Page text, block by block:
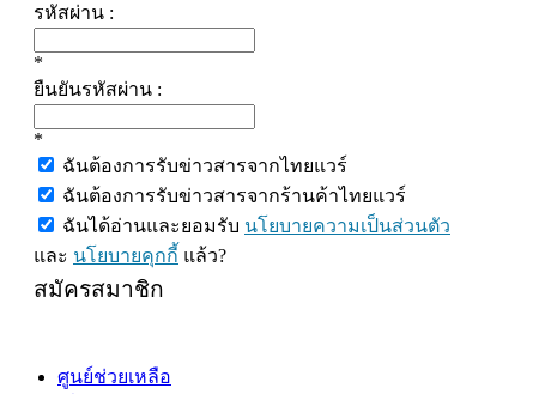
รหัสผ่าน :
*
ยืนยันรหัสผ่าน :
*
ฉันต้องการรับข่าวสารจากไทยแวร์
ฉันต้องการรับข่าวสารจากร้านค้าไทยแวร์
ฉันได้อ่านและยอมรับ นโยบายความเป็นส่วนตัว
และ นโยบายคุกกี้ แล้ว?
สมัครสมาชิก
ศูนย์ช่วยเหลือ